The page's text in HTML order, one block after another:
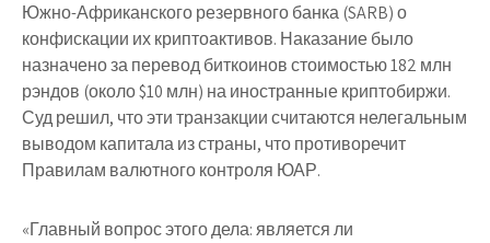
Южно-Африканского резервного банка (SARB) о
конфискации их криптоактивов. Наказание было
назначено за перевод биткоинов стоимостью 182 млн
рэндов (около $10 млн) на иностранные криптобиржи.
Суд решил, что эти транзакции считаются нелегальным
выводом капитала из страны, что противоречит
Правилам валютного контроля ЮАР.
«Главный вопрос этого дела: является ли